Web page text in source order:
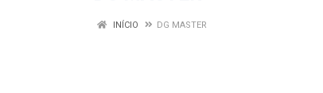
INÍCIO DG MASTER